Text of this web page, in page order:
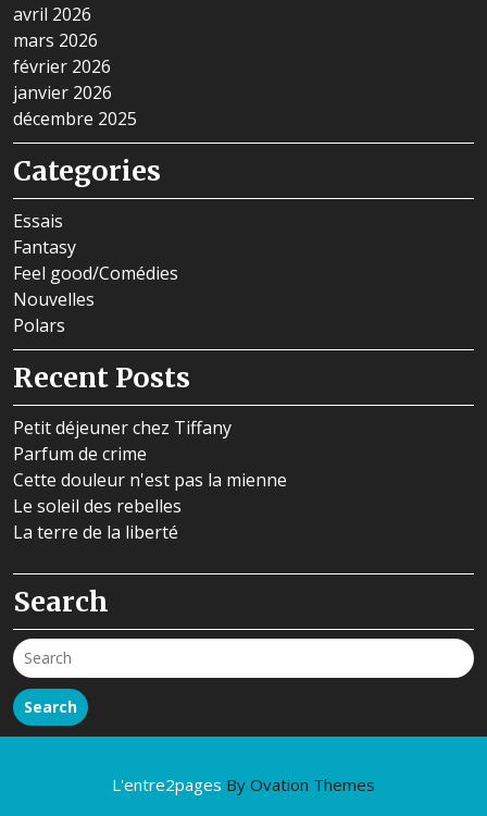
avril 2026
mars 2026
février 2026
janvier 2026
décembre 2025
Categories
Essais
Fantasy
Feel good/Comédies
Nouvelles
Polars
Recent Posts
Petit déjeuner chez Tiffany
Parfum de crime
Cette douleur n'est pas la mienne
Le soleil des rebelles
La terre de la liberté
Search
Search
L'entre2pages By Ovation Themes